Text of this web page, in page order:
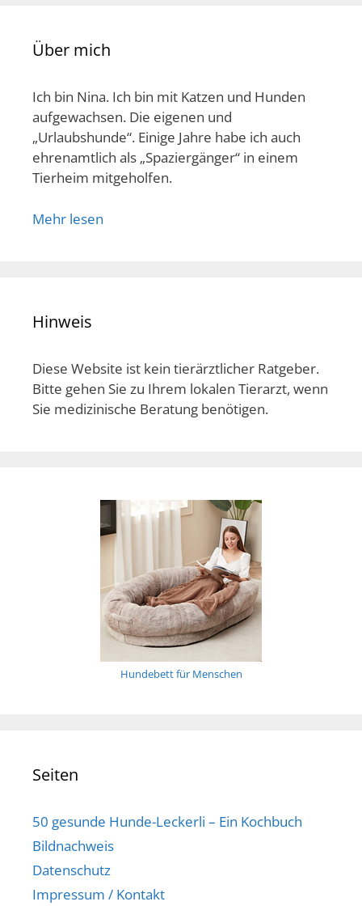
Über mich
Ich bin Nina. Ich bin mit Katzen und Hunden
aufgewachsen. Die eigenen und
„Urlaubshunde“. Einige Jahre habe ich auch
ehrenamtlich als „Spaziergänger“ in einem
Tierheim mitgeholfen.
Mehr lesen
Hinweis
Diese Website ist kein tierärztlicher Ratgeber.
Bitte gehen Sie zu Ihrem lokalen Tierarzt, wenn
Sie medizinische Beratung benötigen.
Hundebett für Menschen
Seiten
50 gesunde Hunde-Leckerli – Ein Kochbuch
Bildnachweis
Datenschutz
Impressum / Kontakt